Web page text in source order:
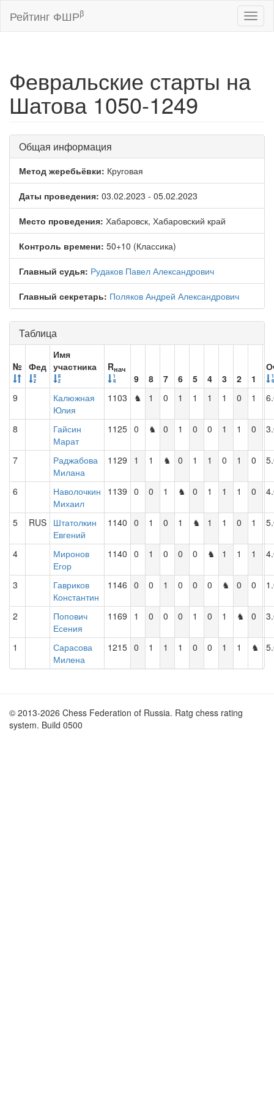
Рейтинг ФШРβ
Февральские старты на
Шатова 1050-1249
Общая информация
Метод жеребьёвки: Круговая
Даты проведения: 03.02.2023 - 05.02.2023
Место проведения: Хабаровск, Хабаровский край
Контроль времени: 50+10 (Классика)
Главный судья: Рудаков Павел Александрович
Главный секретарь: Поляков Андрей Александрович
Таблица
№ Фед
Имя
участника
Rнач
9 8 7 6 5 4 3 2 1
9
Калюжная
Юлия
1103 ♞ 1 0 1 1 1 1 0 1
8
Гайсин
Марат
1125 0 ♞ 0 1 0 0 1 1 0
7
Раджабова
Милана
1129 1 1 ♞ 0 1 1 0 1 0
6
Наволочкин
Михаил
1139 0 0 1 ♞ 0 1 1 1 0
5 RUS Штатолкин
Евгений
1140 0 1 0 1 ♞ 1 1 0 1
4
Миронов
Егор
1140 0 1 0 0 0 ♞ 1 1 1
3
Гавриков
Константин
1146 0 0 1 0 0 0 ♞ 0 0
2
Попович
Есения
1169 1 0 0 0 1 0 1 ♞ 0
1
Сарасова
Милена
1215 0 1 1 1 0 0 1 1 ♞
© 2013-2026 Chess Federation of Russia. Ratg chess rating
system. Build 0500